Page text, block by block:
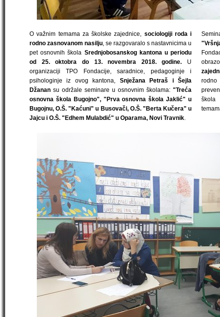
O važnim temama za školske zajednice, sociologiji roda i
rodno zasnovanom nasilju, se razgovaralo s nastavnicima u
pet osnovnih škola Srednjobosanskog kantona u periodu
od 25. oktobra do 13. novembra 2018. godine. U
organizaciji TPO Fondacije, saradnice, pedagoginje i
psihologinje iz ovog kantona, Snježana Petraš i Šejla
Džanan su održale seminare u osnovnim školama: "Treća
osnovna škola Bugojno", "Prva osnovna škola Jaklić" u
Bugojnu, O.Š. "Kaćuni" u Busovači, O.Š. "Berta Kučera" u
Jajcu i O.Š. "Edhem Mulabdić" u Oparama, Novi Travnik.
rodno
škola